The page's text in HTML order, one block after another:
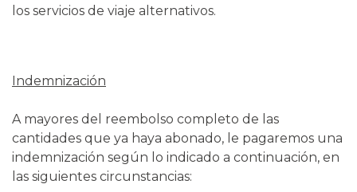
los servicios de viaje alternativos.
Indemnización
A mayores del reembolso completo de las
cantidades que ya haya abonado, le pagaremos una
indemnización según lo indicado a continuación, en
las siguientes circunstancias: